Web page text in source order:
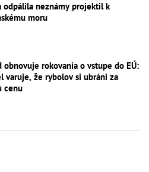
odpálila neznámy projektil k
moru
obnovuje rokovania o vstupe do EÚ:
varuje, že rybolov si ubráni za
cenu